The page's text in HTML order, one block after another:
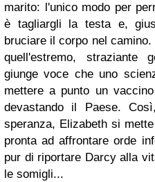
marito: l'unico modo per
è tagliargli la testa e,
bruciare il corpo nel
quell'estremo, straziante
giunge voce che uno
mettere a punto un
devastando il Paese.
speranza, Elizabeth si
pronta ad affrontare orde
pur di riportare Darcy alla
le somigli...